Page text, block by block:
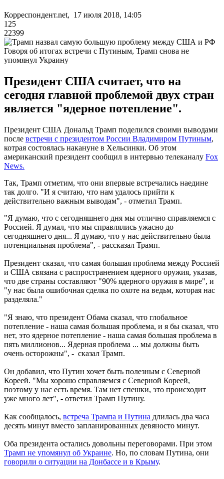
Корреспондент.net, 17 июля 2018, 14:05
125
22399
Говоря об итогах встречи с Путиным, Трамп снова не
упомянул Украину
Президент США считает, что на
сегодня главной проблемой двух стран
является "ядерное потепление".
Президент США Дональд Трамп поделился своими выводами
после встречи с президентом России Владимиром Путиным,
котрая состоялась накануне в Хельсинки. Об этом
американский президент сообщил в интервью телеканалу Fox
News.
Так, Трамп отметим, что они впервые встречались наедине
так долго. "И я считаю, что нам удалось прийти к
действительно важным выводам", - отметил Трамп.
"Я думаю, что с сегодняшнего дня мы отлично справляемся с
Россией. Я думал, что мы справлялись ужасно до
сегодняшнего дня... Я думаю, что у нас действительно была
потенциальная проблема", - рассказал Трамп.
Президент сказал, что самая большая проблема между Россией
и США связана с распространением ядерного оружия, указав,
что две страны составляют "90% ядерного оружия в мире", и
"у нас была ошибочная сделка по охоте на ведьм, которая нас
разделяла."
"Я знаю, что президент Обама сказал, что глобальное
потепление - наша самая большая проблема, и я бы сказал, что
нет, это ядерное потепление - наша самая большая проблема в
пять миллионов... Ядерная проблема ... мы должны быть
очень осторожны", - сказал Трамп.
Он добавил, что Путин хочет быть полезным с Северной
Кореей. "Мы хорошо справляемся с Северной Кореей,
поэтому у нас есть время. Там нет спешки, это происходит
уже много лет", - ответил Трамп Путину.
Как сообщалось, встреча Трампа и Путина длилась два часа
десять минут вместо запланированных девяносто минут.
Оба президента остались довольны переговорами. При этом
Трамп не упомянул об Украине. Но, по словам Путина, они
говорили о ситуации на Донбассе и в Крыму.